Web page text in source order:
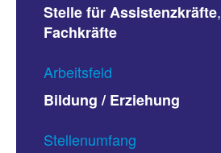
Stelle für Assistenzkräfte,
Fachkräfte
Arbeitsfeld
Bildung / Erziehung
Stellenumfang